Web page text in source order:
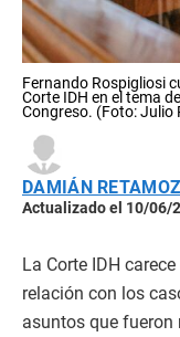
Fernando Rospigliosi
Corte IDH en el tema
Congreso. (Foto: Julio
DAMIÁN
Actualizado el 10/06/
La Corte IDH
relación con los
asuntos que fueron